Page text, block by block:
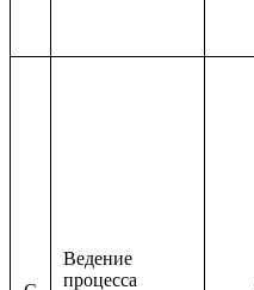
Ведение
процесса